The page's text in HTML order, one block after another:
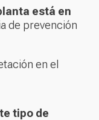
está en
de prevención
en el
tipo de